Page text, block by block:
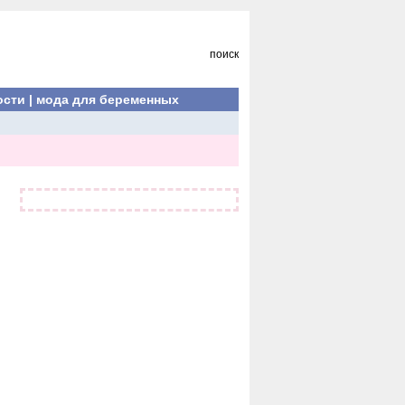
поиск
| мода для беременных